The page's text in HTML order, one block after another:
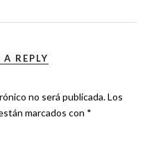
A REPLY
no será publicada.Los
marcados con *